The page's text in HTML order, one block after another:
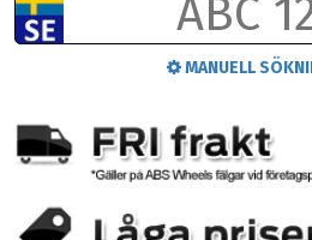
MANUELL